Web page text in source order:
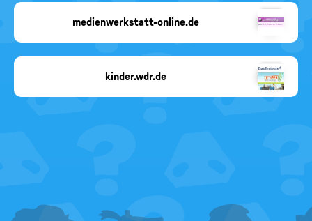
fehlt
medienwerkstatt-online.de
kinder.wdr.de
FOOTER